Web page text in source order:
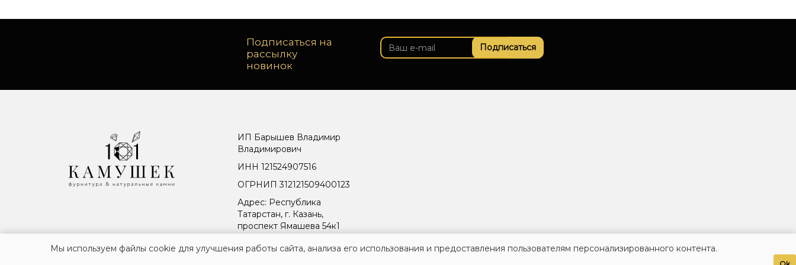
Подписаться на
рассылку
новинок
Подписаться
ИП Барышев Владимир
Владимирович
ИНН 121524907516
ОГРНИП 312121509400123
Адрес: Республика
Татарстан, г. Казань,
проспект Ямашева 54к1
Мы используем файлы cookie для улучшения работы сайта, анализа его использования и предоставления пользователям персонализированного контента.